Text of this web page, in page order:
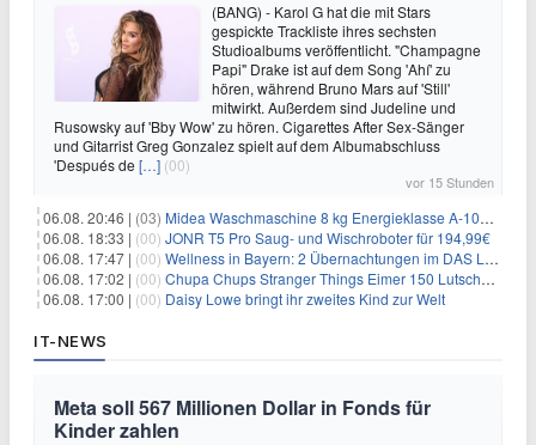
(BANG) - Karol G hat die mit Stars
gespickte Trackliste ihres sechsten
Studioalbums veröffentlicht. "Champagne
Papi" Drake ist auf dem Song 'Ahí' zu
hören, während Bruno Mars auf 'Still'
mitwirkt. Außerdem sind Judeline und
Rusowsky auf 'Bby Wow' zu hören. Cigarettes After Sex-Sänger
und Gitarrist Greg Gonzalez spielt auf dem Albumabschluss
'Después de […] (00)
vor 15 Stunden
06.08. 20:46 | (03) Midea Waschmaschine 8 kg Energieklasse A-10% 1400 U/Min für 289,97€
06.08. 18:33 | (00) JONR T5 Pro Saug- und Wischroboter für 194,99€
06.08. 17:47 | (00) Wellness in Bayern: 2 Übernachtungen im DAS LUDWIG Sports Resort inkl. HP + Wellness ab 174€ p.P.
06.08. 17:02 | (00) Chupa Chups Stranger Things Eimer 150 Lutscher für 21,95€
06.08. 17:00 | (00) Daisy Lowe bringt ihr zweites Kind zur Welt
IT-NEWS
Meta soll 567 Millionen Dollar in Fonds für
Kinder zahlen